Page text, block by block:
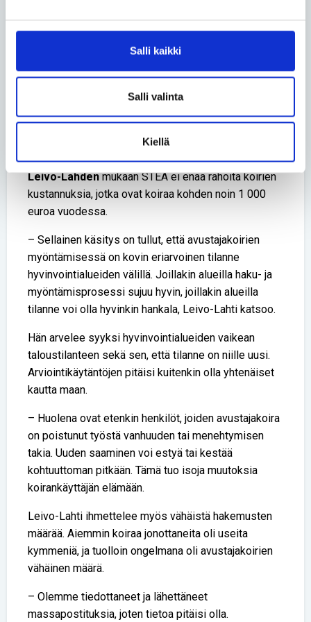
Salli kaikki
Salli valinta
Kiellä
koska kyse oli pienestä joukosta.
Eriarvoinen tilanne
vielä noin 30, mutta loputkin niistä jäävät pois
työstään viimeistään 2030-luvun alkuun mennessä.
Invalidiliiton avustajakoiratoiminnan suunnittelijaUlla
Leivo-Lahdenmukaan STEA ei enää rahoita koirien
kustannuksia, jotka ovat koiraa kohden noin 1 000
euroa vuodessa.
– Sellainen käsitys on tullut, että avustajakoirien
myöntämisessä on kovin eriarvoinen tilanne
hyvinvointialueiden välillä. Joillakin alueilla haku- ja
myöntämisprosessi sujuu hyvin, joillakin alueilla
tilanne voi olla hyvinkin hankala, Leivo-Lahti katsoo.
Hän arvelee syyksi hyvinvointialueiden vaikean
taloustilanteen sekä sen, että tilanne on niille uusi.
Arviointikäytäntöjen pitäisi kuitenkin olla yhtenäiset
kautta maan.
– Huolena ovat etenkin henkilöt, joiden avustajakoira
on poistunut työstä vanhuuden tai menehtymisen
takia. Uuden saaminen voi estyä tai kestää
kohtuuttoman pitkään. Tämä tuo isoja muutoksia
koirankäyttäjän elämään.
Leivo-Lahti ihmettelee myös vähäistä hakemusten
määrää. Aiemmin koiraa jonottaneita oli useita
kymmeniä, ja tuolloin ongelmana oli avustajakoirien
vähäinen määrä.
– Olemme tiedottaneet ja lähettäneet
massapostituksia, joten tietoa pitäisi olla.